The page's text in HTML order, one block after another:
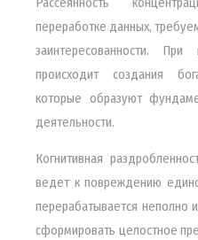
переработке данных,
заинтересованности.
происходит создания
которые образуют
деятельности.
Когнитивная
ведет к повреждению
перерабатывается неполно
сформировать целостное